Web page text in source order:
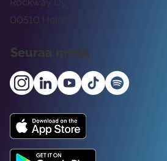
00510 Helsinki
Seuraa meitä